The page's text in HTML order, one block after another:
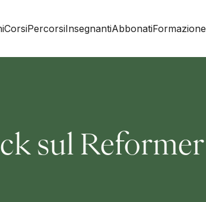
CorsiPercorsiInsegnantiAbbonatiFormazione
sul Reformer